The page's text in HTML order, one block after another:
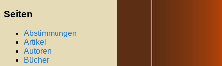
Seiten
Abstimmungen
Artikel
Autoren
Bücher